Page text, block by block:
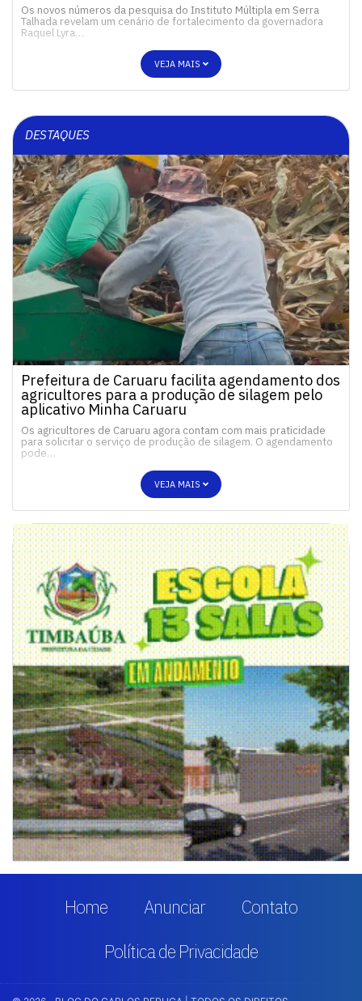
Os novos números da pesquisa do Instituto Múltipla em Serra
Talhada revelam um cenário de fortalecimento da governadora
Raquel Lyra…
VEJA MAIS
DESTAQUES
Prefeitura de Caruaru facilita agendamento dos
agricultores para a produção de silagem pelo
aplicativo Minha Caruaru
Os agricultores de Caruaru agora contam com mais praticidade
para solicitar o serviço de produção de silagem. O agendamento
pode…
VEJA MAIS
Home Anunciar
Contato
Política de Privacidade